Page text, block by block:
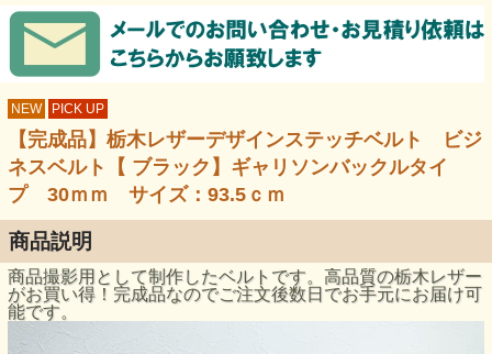
NEW PICK UP
【完成品】栃木レザーデザインステッチベルト ビジ
ネスベルト【 ブラック】ギャリソンバックルタイ
プ 30ｍｍ サイズ：93.5ｃｍ
商品説明
商品撮影用として制作したベルトです。高品質の栃木レザー
がお買い得！完成品なのでご注文後数日でお手元にお届け可
能です。